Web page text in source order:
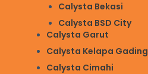
Calysta Bekasi
Calysta BSD City
Calysta Garut
Calysta Kelapa Gading
Calysta Cimahi